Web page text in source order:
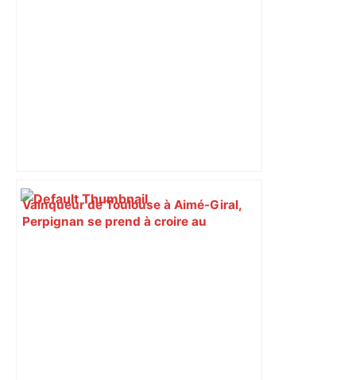
Vainqueur de Toulouse à Aimé-Giral,
Perpignan se prend à croire au